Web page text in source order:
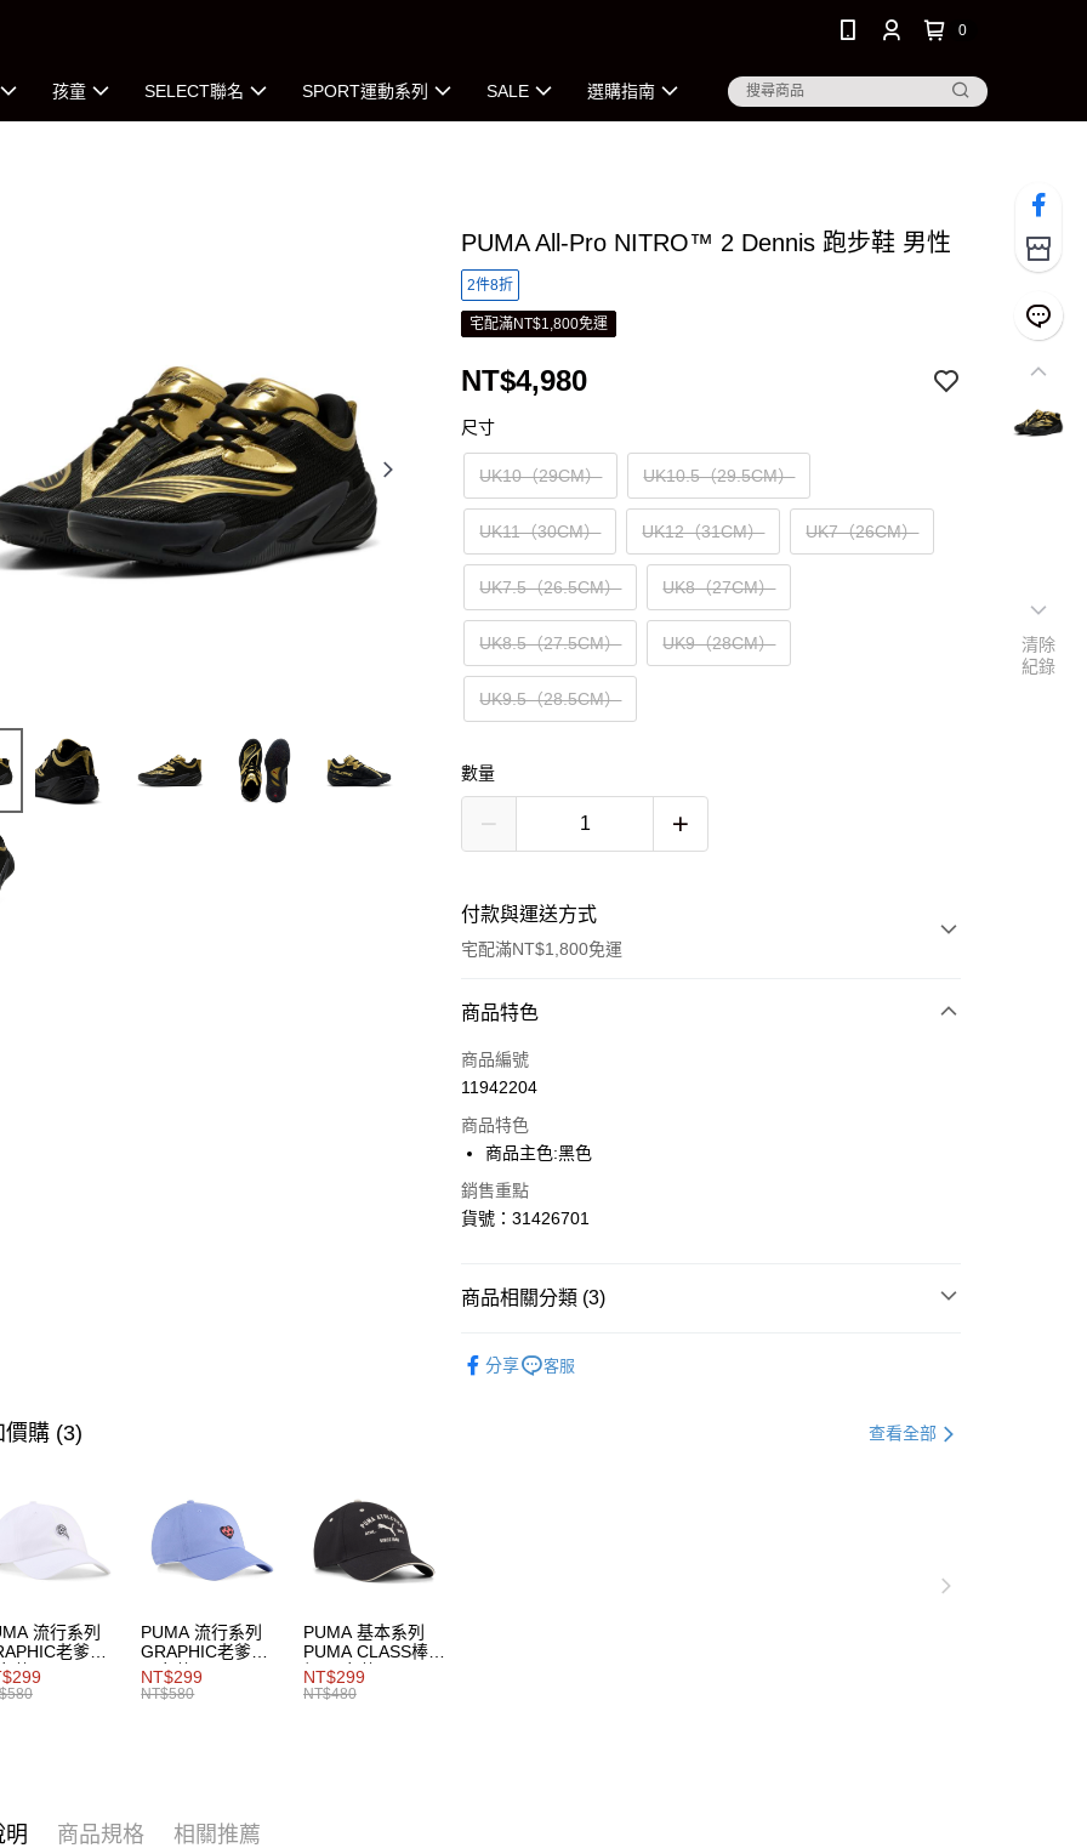
0
孩童 SELECT聯名 SPORT運動系列 SALE 選購指南
PUMA All-Pro NITRO™ 2 Dennis 跑步鞋 男性
2件8折
宅配滿NT$1,800免運
NT$4,980
尺寸
UK10（29CM） UK10.5（29.5CM）
UK11（30CM） UK12（31CM） UK7（26CM）
UK7.5（26.5CM） UK8（27CM）
UK8.5（27.5CM） UK9（28CM）
UK9.5（28.5CM）
數量
付款與運送方式
宅配滿NT$1,800免運
付款方式
信用卡一次付款
Apple Pay
街口支付
運送方式
商品特色
商品編號
11942204
商品特色
商品主色:黑色
銷售重點
貨號：31426701
商品相關分類 (3)
分享 客服
價購 (3) 查看全部
流行系列
老爹帽
共同
PUMA 流行系列
GRAPHIC老爹帽
男女共同
NT$299
NT$580
PUMA 基本系列
PUMA CLASS棒球
帽 男女共同
NT$299
NT$480
明 商品規格 相關推薦
清除
紀錄